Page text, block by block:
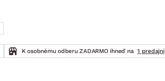
K osobnému odberu ZADARMO ihneď na 1 predajni